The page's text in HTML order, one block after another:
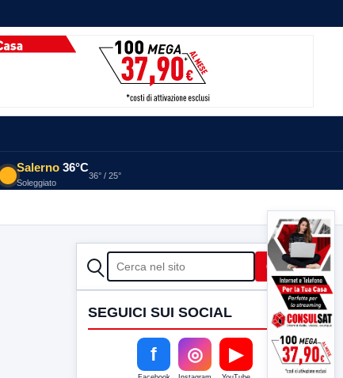
Salerno 36°C
Soleggiato
36° / 25°
CERCA Cerca
SEGUICI SUI SOCIAL
f ◎ ▶